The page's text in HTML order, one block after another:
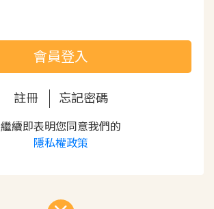
會員登入
註冊 忘記密碼
繼續即表明您同意我們的
隱私權政策